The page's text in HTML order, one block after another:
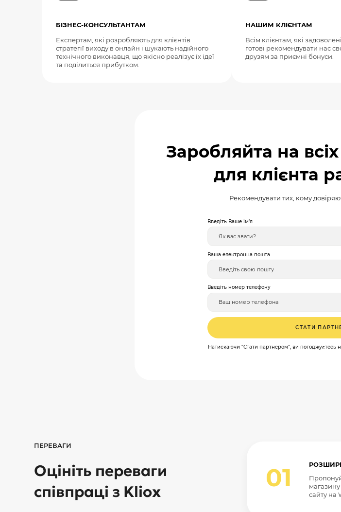
БІЗНЕС-КОНСУЛЬТАНТАМ
Експертам, які розробляють для клієнтів
стратегії виходу в онлайн і шукають надійного
технічного виконавця, що якісно реалізує їх ідеї
та поділиться прибутком.
НАШИМ КЛІЄНТАМ
Всім клієнтам, які
готові рекомендувати нас
друзям за приємні бонуси.
Заробляйта на всіх
для клієнта
Рекомендувати тих, кому
Введіть Ваше ім’я
Ваша електронна пошта
Введіть номер телефону
СТАТИ
Натискаючи “Стати партнером”, ви погоджуєтесь
ПЕРЕВАГИ
Оцініть переваги
співпраці з Kliox
01
магазину
сайту на